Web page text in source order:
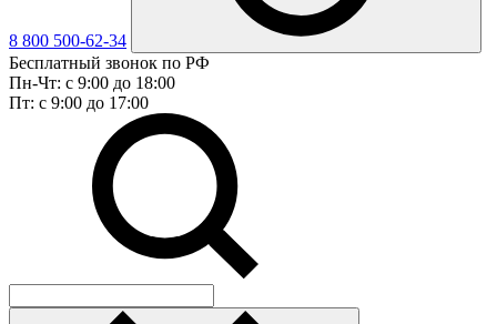
8 800 500-62-34
Бесплатный звонок по РФ
Пн-Чт: с 9:00 до 18:00
Пт: с 9:00 до 17:00